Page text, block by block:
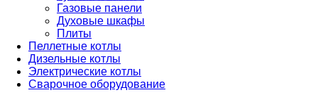
Газовые панели
Духовые шкафы
Плиты
Пеллетные котлы
Дизельные котлы
Электрические котлы
Сварочное оборудование